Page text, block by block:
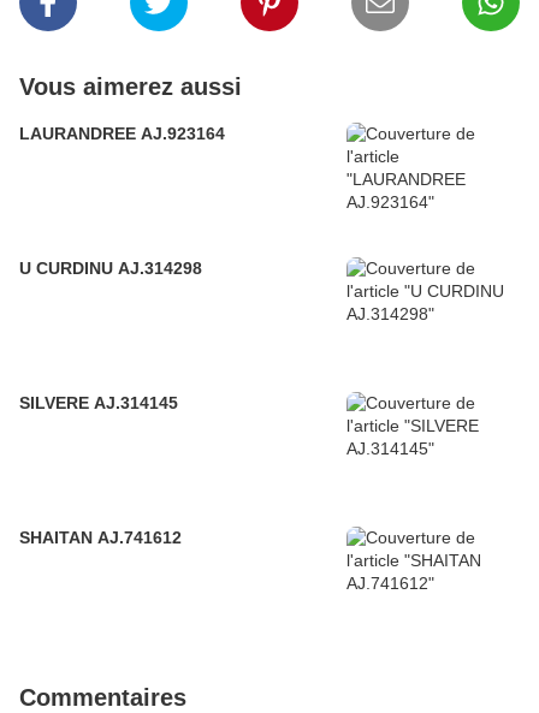
Vous aimerez aussi
LAURANDREE AJ.923164
U CURDINU AJ.314298
SILVERE AJ.314145
SHAITAN AJ.741612
Commentaires